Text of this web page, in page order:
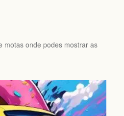
motas onde podes mostrar as